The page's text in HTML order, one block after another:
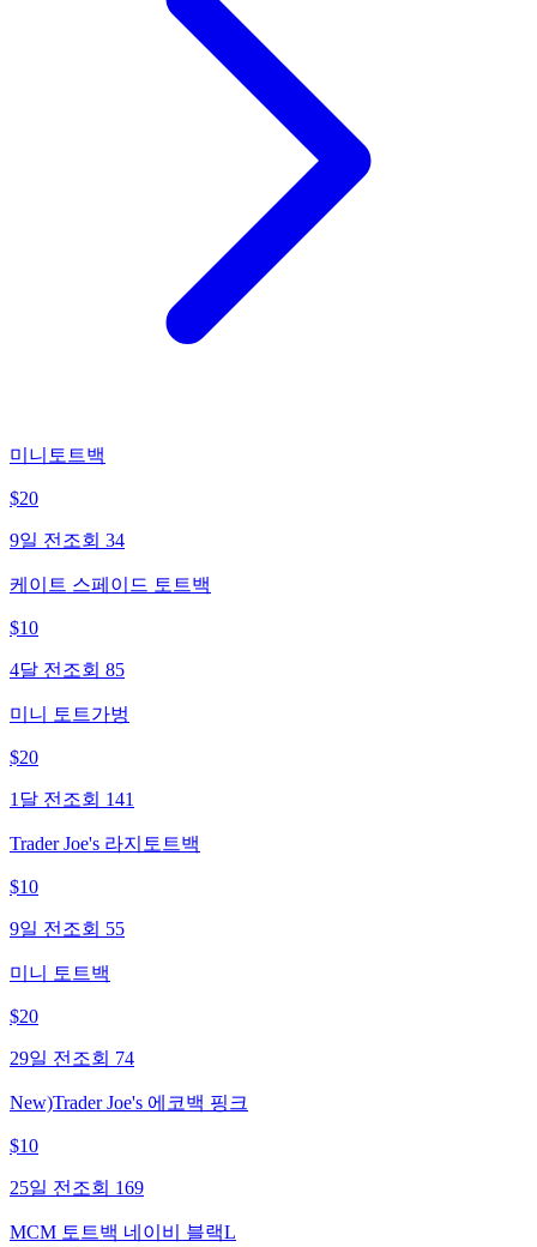
미니토트백
$20
9일 전 조회 34
케이트 스페이드 토트백
$10
4달 전 조회 85
미니 토트가벙
$20
1달 전 조회 141
Trader Joe's 라지토트백
$10
9일 전 조회 55
미니 토트백
$20
29일 전 조회 74
New)Trader Joe's 에코백 핑크
$10
25일 전 조회 169
MCM 토트백 네이비 블랙L